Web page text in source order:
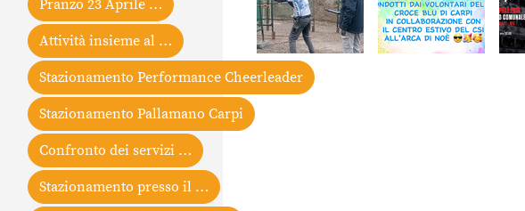
Pranzo 23 Aprile …
Attività insieme al …
Stazionamento Performance Cheerleader
Stazionamento Pallamano Carpi
Confronto dei servizi …
Stazionamento presso il …